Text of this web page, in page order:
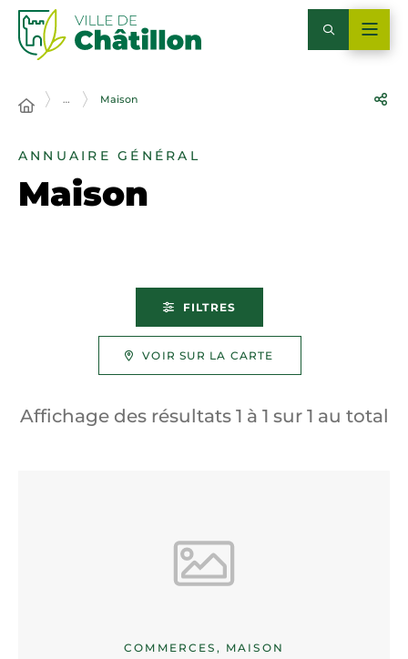
… Maison
ANNUAIRE GÉNÉRAL
Maison
FILTRES
VOIR SUR LA CARTE
Affichage des résultats 1 à 1 sur 1 au total
COMMERCES, MAISON